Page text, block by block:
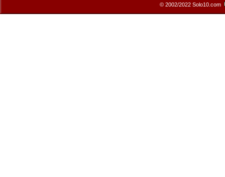
© 2002/2022 Solo10.com